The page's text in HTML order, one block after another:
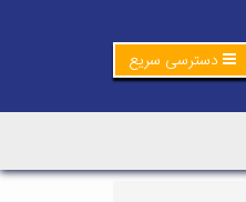
دسترسی سریع